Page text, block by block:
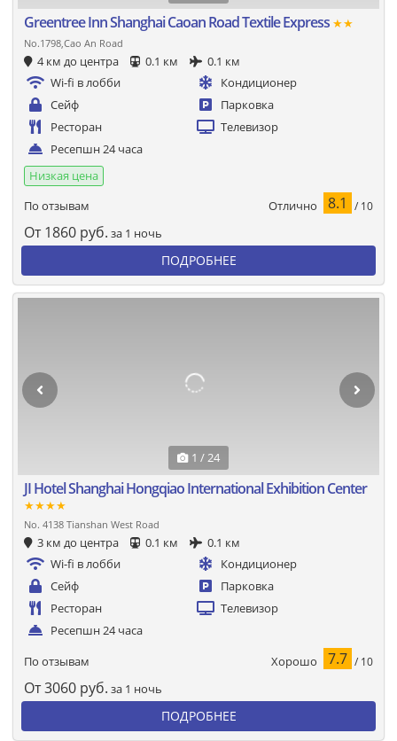
Greentree Inn Shanghai Caoan Road Textile Express ★★
No.1798,Cao An Road
4 км до центра 0.1 км
0.1 км
Wi-fi в лобби
Кондиционер
Сейф
Парковка
Ресторан
Телевизор
Ресепшн 24 часа
Низкая цена
По отзывам
Отлично 8.1 / 10
От 1860 руб. за 1 ночь
ПОДРОБНЕЕ
1 / 24
JI Hotel Shanghai Hongqiao International Exhibition Center
★★★★
No. 4138 Tianshan West Road
3 км до центра 0.1 км
0.1 км
Wi-fi в лобби
Кондиционер
Сейф
Парковка
Ресторан
Телевизор
Ресепшн 24 часа
По отзывам Хорошо 7.7 / 10
От3060 руб. за 1 ночь
ПОДРОБНЕЕ